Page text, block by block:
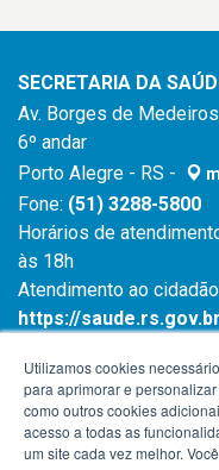
SECRETARIA DA
Av. Borges de
6º andar
Porto Alegre - RS -
Fone: (51) 3288-5800
Horários de
às 18h
Atendimento ao
https://
Utilizamos cookies
para aprimorar e
como outros cookies
acesso a todas as
um site cada vez melhor.